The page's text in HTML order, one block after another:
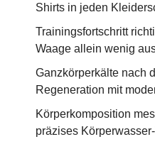
Shirts in jeden
Trainingsfortschritt
Waage allein wenig
Ganzkörperkälte nach
Regeneration mit
Körperkomposition
präzises